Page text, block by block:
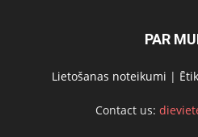
PAR
Lietošanas noteikumi |
Contact us: